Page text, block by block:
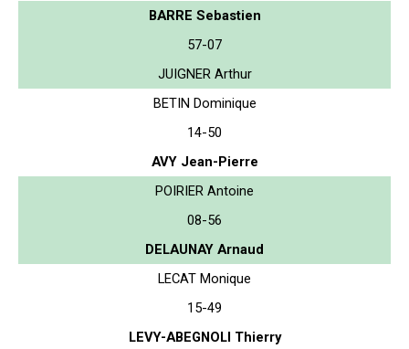
BARRE Sebastien
57-07
JUIGNER Arthur
BETIN Dominique
14-50
AVY Jean-Pierre
POIRIER Antoine
08-56
DELAUNAY Arnaud
LECAT Monique
15-49
LEVY-ABEGNOLI Thierry